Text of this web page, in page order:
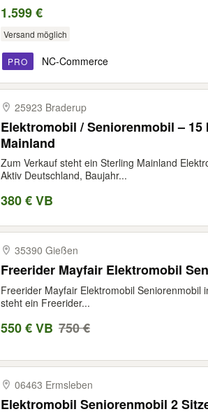
1.599 €
Versand möglich
PRO NC-Commerce
25923 Braderup
Elektromobil / Seniorenmobil – 15
Mainland
Zum Verkauf steht ein Sterling Mainland
Aktiv Deutschland, Baujahr...
380 € VB
35390 Gießen
Freerider Mayfair Elektromobil
Freerider Mayfair Elektromobil Seniorenmobil
steht ein Freerider...
550 € VB 750 €
06463 Ermsleben
Elektromobil Seniorenmobil 2